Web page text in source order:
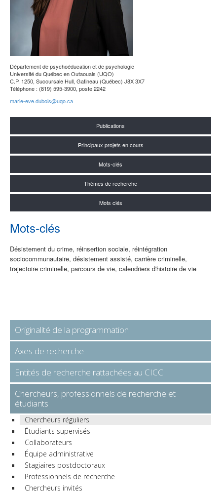
Département de psychoéducation et de psychologie
Université du Québec en Outaouais (UQO)
C.P. 1250, Succursale Hull, Gatineau (Québec) J8X 3X7
Téléphone : (819) 595-3900, poste 2242
marie-eve.dubois@uqo.ca
Publications
Principaux projets en cours
Mots-clés
Thèmes de recherche
Mots clés
Mots-clés
Désistement du crime, réinsertion sociale, réintégration
sociocommunautaire, désistement assisté, carrière criminelle,
trajectoire criminelle, parcours de vie, calendriers d'histoire de vie
Originalité de la programmation
Axes de recherche
Entités de recherche rattachées au CICC
Chercheurs, professionnels de recherche et
étudiants
Chercheurs réguliers
Étudiants supervisés
Collaborateurs
Équipe administrative
Stagiaires postdoctoraux
Professionnels de recherche
Chercheurs invités